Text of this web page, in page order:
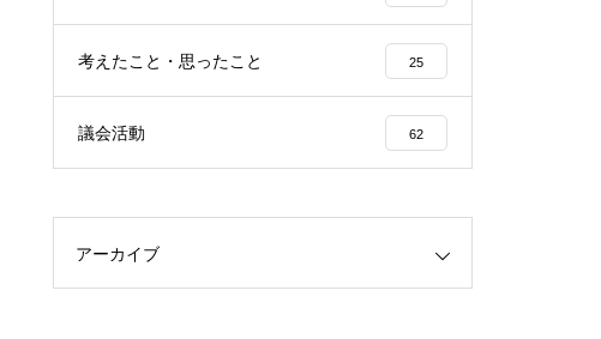
考えたこと・思ったこと 25
議会活動 62
アーカイブ